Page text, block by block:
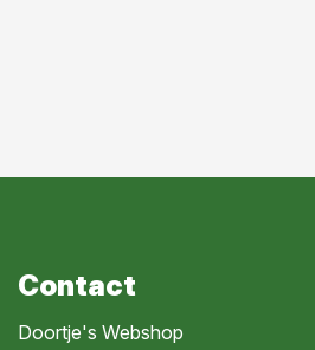
Contact
Doortje's Webshop